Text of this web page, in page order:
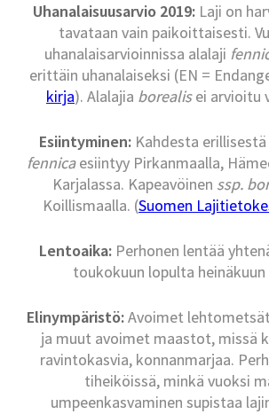
Uhanalaisuusarvio 2019: Laji on
tavataan vain paikoittaisesti.
uhanalaisarvioinnissa alalaji
erittäin uhanalaiseksi (EN =
kirja). Alalajia borealisei arvioitu
Esiintyminen:Kahdesta
fennicaesiintyy Pirkanmaalla,
Karjalassa. Kapeavöinen ssp.
Koillismaalla. (Suomen
Lentoaika: Perhonen lentää
toukokuun lopulta heinäkuun
Elinympäristö:Avoimet
ja muut avoimet maastot, missä
ravintokasvia, konnanmarjaa.
tiheiköissä, minkä vuoksi
umpeenkasvaminen supistaa